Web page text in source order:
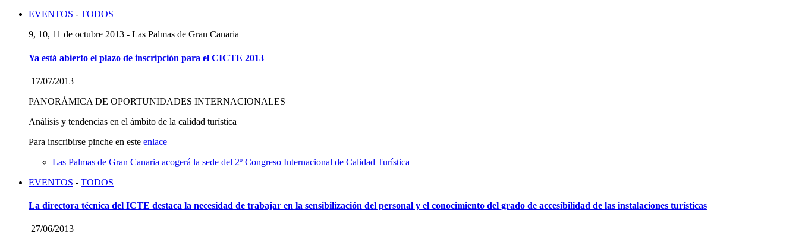
EVENTOS - TODOS
9, 10, 11 de octubre 2013 - Las Palmas de Gran Canaria
Ya está abierto el plazo de inscripción para el CICTE 2013
17/07/2013
PANORÁMICA DE OPORTUNIDADES INTERNACIONALES
Análisis y tendencias en el ámbito de la calidad turística
Para inscribirse pinche en este enlace
Las Palmas de Gran Canaria acogerá la sede del 2º Congreso Internacional de Calidad Turística
EVENTOS - TODOS
La directora técnica del ICTE destaca la necesidad de trabajar en la sensibilización del personal y el conocimiento del grado de accesibilidad de las instalaciones turísticas
27/06/2013